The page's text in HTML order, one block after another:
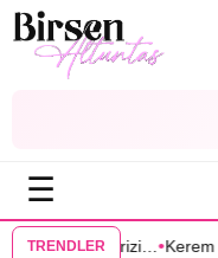
☰
TRENDLER
Kerem Bürsin’li “Grand